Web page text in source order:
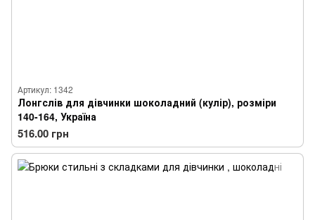
Артикул: 1342
Лонгслів для дівчинки шоколадний (кулір), розміри
140-164, Україна
516.00 грн